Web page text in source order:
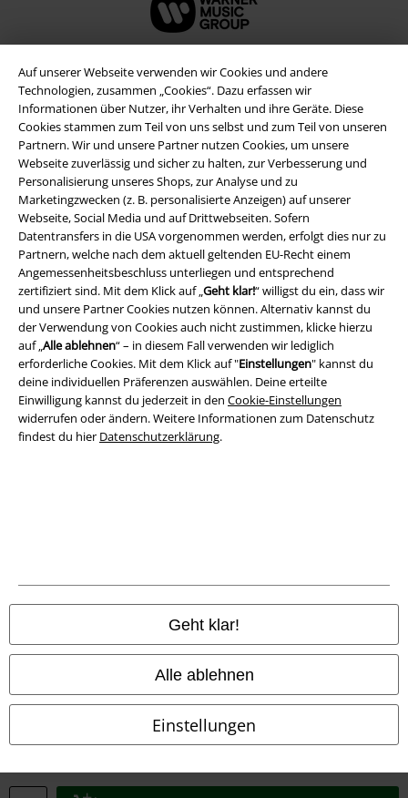
Auf unserer Webseite verwenden wir Cookies und andere
Technologien, zusammen „Cookies“. Dazu erfassen wir
Informationen über Nutzer, ihr Verhalten und ihre Geräte. Diese
Cookies stammen zum Teil von uns selbst und zum Teil von unseren
Partnern. Wir und unsere Partner nutzen Cookies, um unsere
Webseite zuverlässig und sicher zu halten, zur Verbesserung und
Personalisierung unseres Shops, zur Analyse und zu
Marketingzwecken (z. B. personalisierte Anzeigen) auf unserer
Webseite, Social Media und auf Drittwebseiten. Sofern
Datentransfers in die USA vorgenommen werden, erfolgt dies nur zu
Partnern, welche nach dem aktuell geltenden EU-Recht einem
Angemessenheitsbeschluss unterliegen und entsprechend
zertifiziert sind. Mit dem Klick auf „Geht klar!“ willigst du ein, dass wir
und unsere Partner Cookies nutzen können. Alternativ kannst du
der Verwendung von Cookies auch nicht zustimmen, klicke hierzu
auf „Alle ablehnen“ – in diesem Fall verwenden wir lediglich
erforderliche Cookies. Mit dem Klick auf "Einstellungen" kannst du
deine individuellen Präferenzen auswählen. Deine erteilte
Einwilligung kannst du jederzeit in den Cookie-Einstellungen
widerrufen oder ändern. Weitere Informationen zum Datenschutz
findest du hier Datenschutzerklärung.
Geht klar!
Alle ablehnen
Einstellungen
Rechtliches
AGB
Impressum
Datenschutz
Entsorgung und Umweltschutz
Konformitätserklärung
© 1986-2026 E.M.P. Merchandising HGmbH
EMP Online Shops
EMP France